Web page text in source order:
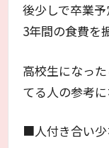
後少しで卒業
3年間の食費を
高校生になっ
てる人の参考に
■人付き合い